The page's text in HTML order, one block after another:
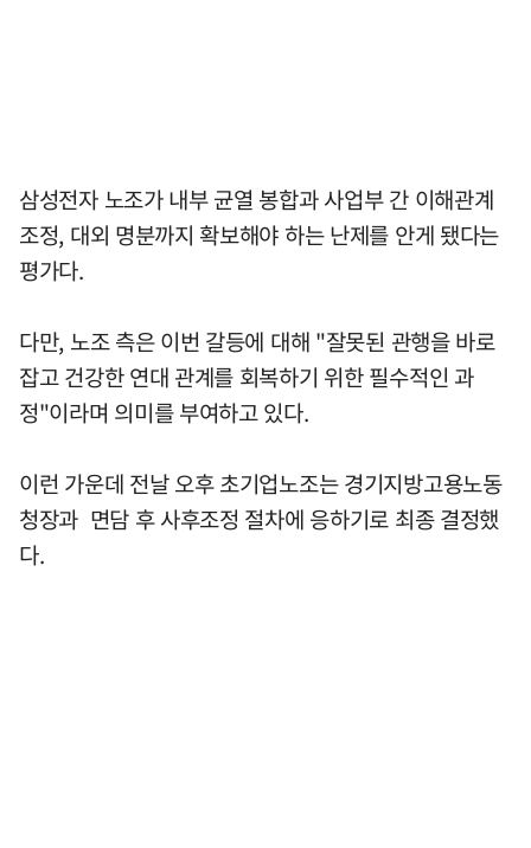
삼성전자 노조가 내부 균열 봉합과 사업부 간 이해관계
조정, 대외 명분까지 확보해야 하는 난제를 안게 됐다는
평가다.
다만, 노조 측은 이번 갈등에 대해 "잘못된 관행을 바로
잡고 건강한 연대 관계를 회복하기 위한 필수적인 과
정"이라며 의미를 부여하고 있다.
이런 가운데 전날 오후 초기업노조는 경기지방고용노동
청장과 면담 후 사후조정 절차에 응하기로 최종 결정했
다.